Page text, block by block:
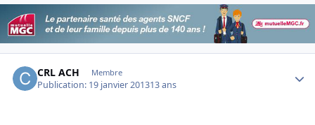
CRL ACH Membre
Publication: 19 janvier 201313 ans